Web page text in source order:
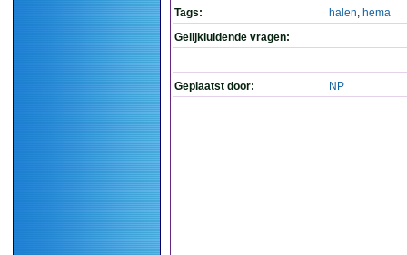
Tags:
halen, hema
Gelijkluidende vragen:
Geplaatst door: NP